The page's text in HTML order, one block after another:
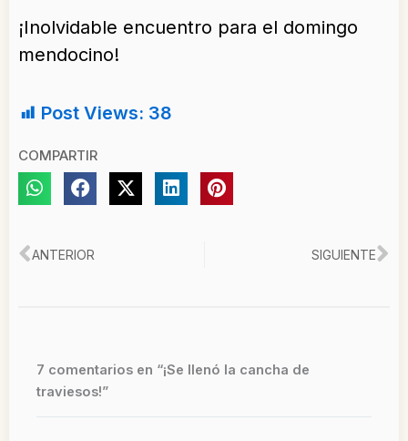
¡Inolvidable encuentro para el domingo
mendocino!
Post Views: 38
COMPARTIR
Ant
ANTERIOR SIGUIENTE
7 comentarios en “¡Se llenó la cancha de
traviesos!”